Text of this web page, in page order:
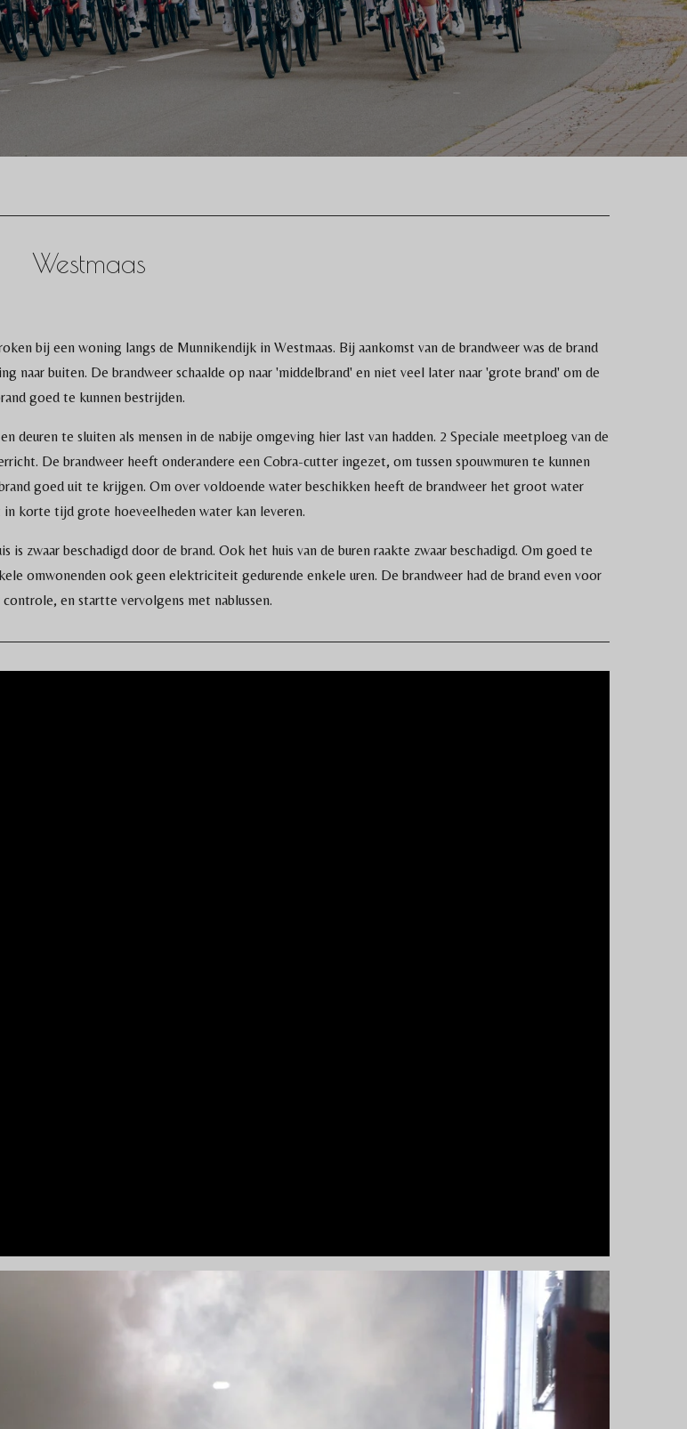
Westmaas
bij een woning langs de Munnikendijk in Westmaas. Bij aankomst van de brandweer was de brand
naar buiten. De brandweer schaalde op naar 'middelbrand' en niet veel later naar 'grote brand' om de
goed te kunnen bestrijden.
deuren te sluiten als mensen in de nabije omgeving hier last van hadden. 2 Speciale meetploeg van de
De brandweer heeft onderandere een Cobra-cutter ingezet, om tussen spouwmuren te kunnen
goed uit te krijgen. Om over voldoende water beschikken heeft de brandweer het groot water
korte tijd grote hoeveelheden water kan leveren.
zwaar beschadigd door de brand. Ook het huis van de buren raakte zwaar beschadigd. Om goed te
omwonenden ook geen elektriciteit gedurende enkele uren. De brandweer had de brand even voor
en startte vervolgens met nablussen.